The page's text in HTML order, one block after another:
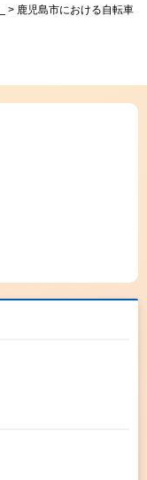
> 鹿児島市における自転車